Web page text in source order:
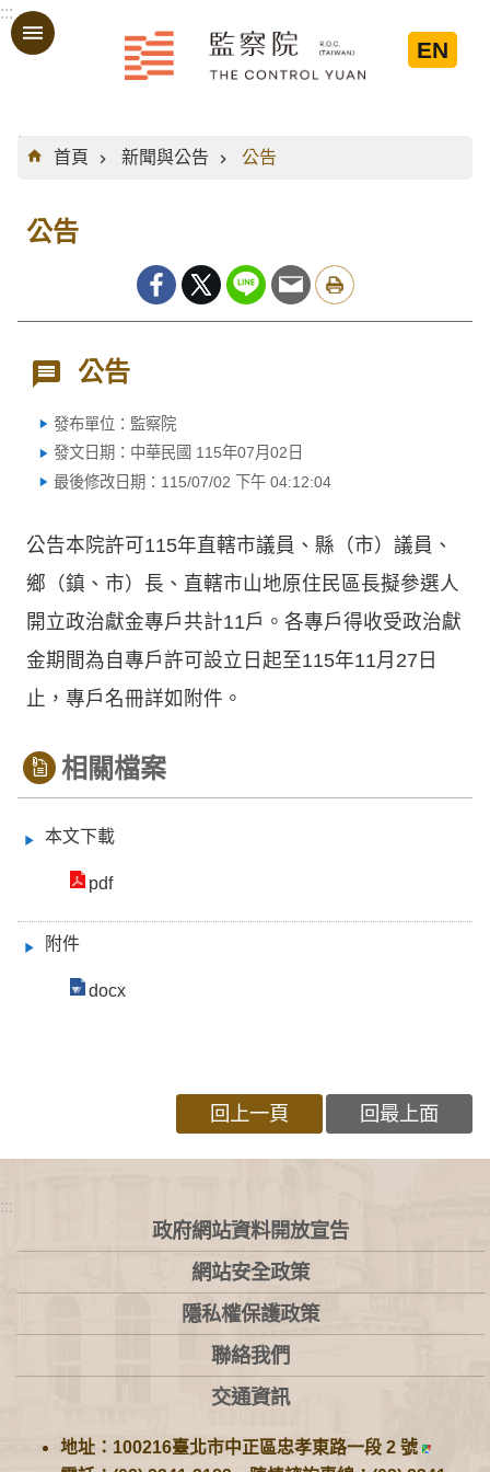
跳到主要內容區塊
:::
EN
:::
首頁
新聞與公告 公告
公告
公告
發布單位：監察院
發文日期：中華民國 115年07月02日
最後修改日期：115/07/02 下午 04:12:04
公告本院許可115年直轄市議員、縣（市）議員、
鄉（鎮、市）長、直轄市山地原住民區長擬參選人
開立政治獻金專戶共計11戶。各專戶得收受政治獻
金期間為自專戶許可設立日起至115年11月27日
止，專戶名冊詳如附件。
相關檔案
本文下載
pdf
附件
docx
回上一頁 回最上面
:::
政府網站資料開放宣告
網站安全政策
隱私權保護政策
聯絡我們
交通資訊
地址：100216臺北市中正區忠孝東路一段 2 號